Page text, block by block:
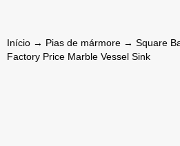
Início → Pias de mármore → Square
Factory Price Marble Vessel Sink